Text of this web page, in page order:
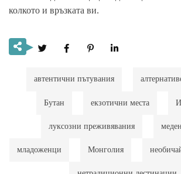
колкото и връзката ви.
автентични пътувания
Бутан екзотични места
луксозни преживявания
младоженци Монголия